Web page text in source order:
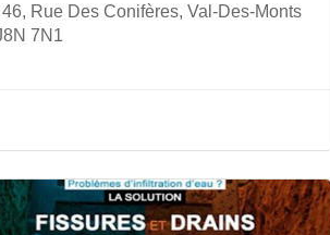
46, Rue Des Conifères, Val-Des-Monts
7N1